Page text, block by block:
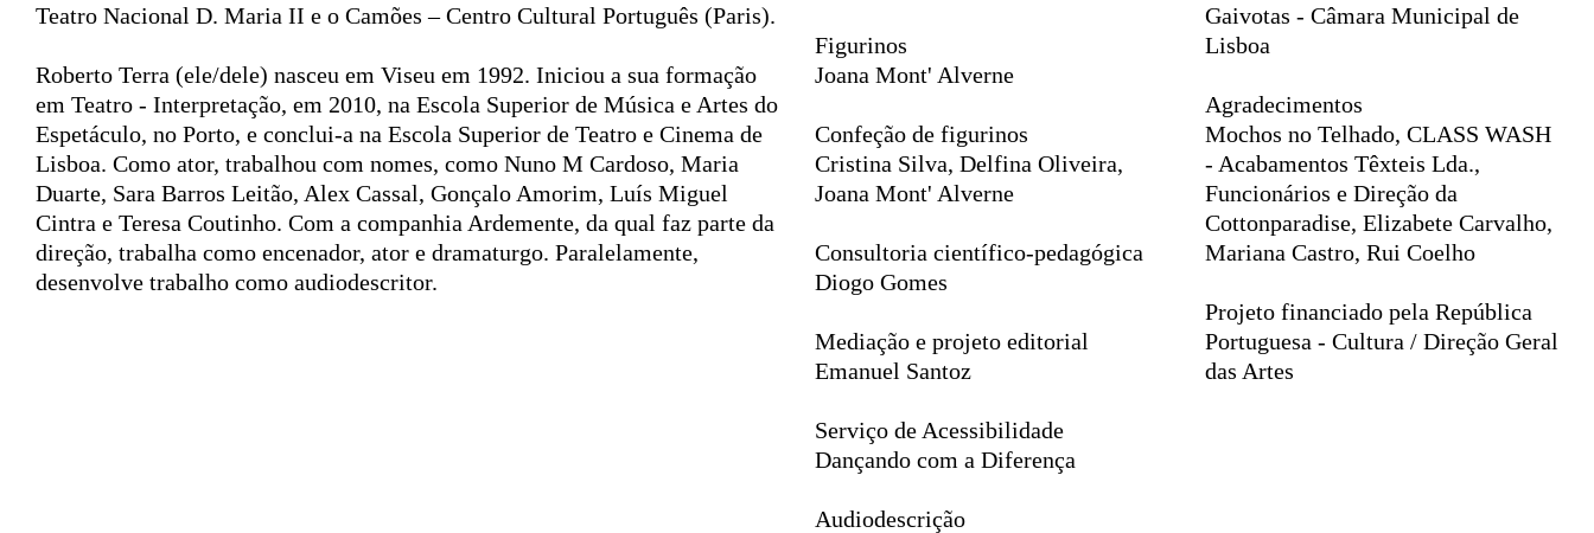
Teatro Nacional D. Maria II e o Camões – Centro Cultural Português (Paris).
Roberto Terra (ele/dele) nasceu em Viseu em 1992. Iniciou a sua formação
em Teatro - Interpretação, em 2010, na Escola Superior de Música e Artes do
Espetáculo, no Porto, e conclui-a na Escola Superior de Teatro e Cinema de
Lisboa. Como ator, trabalhou com nomes, como Nuno M Cardoso, Maria
Duarte, Sara Barros Leitão, Alex Cassal, Gonçalo Amorim, Luís Miguel
Cintra e Teresa Coutinho. Com a companhia Ardemente, da qual faz parte da
direção, trabalha como encenador, ator e dramaturgo. Paralelamente,
desenvolve trabalho como audiodescritor.
Figurinos
Joana Mont' Alverne
Confeção de figurinos
Cristina Silva, Delfina Oliveira,
Joana Mont' Alverne
Consultoria científico-pedagógica
Diogo Gomes
Mediação e projeto editorial
Emanuel Santoz
Serviço de Acessibilidade
Dançando com a Diferença
Audiodescrição
Gaivotas - Câmara Municipal de
Lisboa
Agradecimentos
Mochos no Telhado, CLASS WASH
- Acabamentos Têxteis Lda.,
Funcionários e Direção da
Cottonparadise, Elizabete Carvalho,
Mariana Castro, Rui Coelho
Projeto financiado pela República
Portuguesa - Cultura / Direção Geral
das Artes